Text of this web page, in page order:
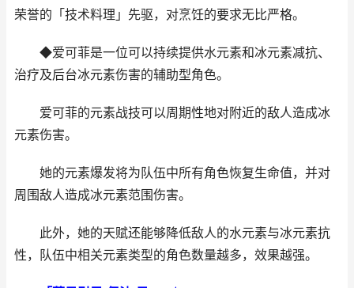
荣誉的「技术料理」先驱，对烹饪的要求无比严格。
◆爱可菲是一位可以持续提供水元素和冰元素减抗、
治疗及后台冰元素伤害的辅助型角色。
爱可菲的元素战技可以周期性地对附近的敌人造成冰
元素伤害。
她的元素爆发将为队伍中所有角色恢复生命值，并对
周围敌人造成冰元素范围伤害。
此外，她的天赋还能够降低敌人的水元素与冰元素抗
性，队伍中相关元素类型的角色数量越多，效果越强。